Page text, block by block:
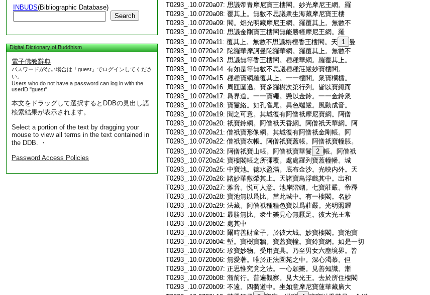
INBUDS(Bibliographic Database)
Search
Digital Dictionary of Buddhism
電子佛教辭典
パスワードがない場合は「guest」でログインしてくださ
い。
Users who do not have a password can log in with the
userID "guest".
本文をドラッグして選択するとDDBの見出し語
検索結果が表示されます。
Select a portion of the text by dragging your
mouse to view all terms in the text contained in
the DDB. ・
Password Access Policies
T0293_.10.0720a07: 思議帝青摩尼寶王樓閣。妙光摩尼王網。羅
T0293_.10.0720a08: 覆其上。無數不思議衆生海藏摩尼寶王樓
T0293_.10.0720a09: 閣。焔光明藏摩尼王網。羅覆其上。無數不
T0293_.10.0720a10: 思議金剛寶王樓閣無能勝幢摩尼王網。羅
T0293_.10.0720a11: 覆其上。無數不思議栴檀香王樓閣。天 1 曼
T0293_.10.0720a12: 陀羅華摩訶曼陀羅華網。羅覆其上。無數不
T0293_.10.0720a13: 思議無等香王樓閣。種種華網。羅覆其上。
T0293_.10.0720a14: 有如是等無數不思議種種莊嚴妙寶樓閣。
T0293_.10.0720a15: 種種寶網羅覆其上。一一樓閣。衆寶欄楯。
T0293_.10.0720a16: 周匝圍遶。寶多羅樹次第行列。皆以寶繩而
T0293_.10.0720a17: 爲界道。一一寶繩。懸以金鈴。一一金鈴衆
T0293_.10.0720a18: 寶鬘絡。如孔雀尾。異色端嚴。風動成音。
T0293_.10.0720a19: 聞之可意。其城復有阿僧祇摩尼寶網。阿僧
T0293_.10.0720a20: 祇寶鈴網。阿僧祇天香網。阿僧祇天華網。阿
T0293_.10.0720a21:僧祇寶形像網。其城復有阿僧祇金剛帳。阿
T0293_.10.0720a22:僧祇寶衣帳。阿僧祇寶蓋帳。阿僧祇寶幢脹。
T0293_.10.0720a23: 阿僧祇寶山帳。阿僧祇寶華鬘 2 帳。阿僧祇
T0293_.10.0720a24: 寶樓閣帳之所彌覆。處處羅列寶蓋幢幡。城
T0293_.10.0720a25: 中寶池。徳水盈滿。底布金沙。光映内外。天
T0293_.10.0720a26: 諸妙華敷榮其上。天諸寶鳥浮戲其中。出和
T0293_.10.0720a27: 雅音。悦可人意。池岸階砌。七寶莊嚴。帝釋
T0293_.10.0720a28: 寶池無以爲比。當此城中。有一樓閣。名妙
T0293_.10.0720a29: 法藏。阿僧祇種種色寶以爲莊嚴。光明照耀
T0293_.10.0720b01: 最勝無比。衆生樂見心無厭足。彼大光王常
T0293_.10.0720b02: 處其中
T0293_.10.0720b03: 爾時善財童子。於彼大城。妙寶樓閣。寶池寶
T0293_.10.0720b04: 塹。寶樹寶牆。寶蓋寶幢。寶鈴寶網。如是一切
T0293_.10.0720b05: 珍寶妙物。受用資具。乃至男女六塵境界。皆
T0293_.10.0720b06: 無愛著。唯於正法園苑之中。深心渇慕。但
T0293_.10.0720b07: 正思惟究竟之法。一心願樂。見善知識。漸
T0293_.10.0720b08: 漸前行。普遍觀察。見大光王。去於所住樓閣
T0293_.10.0720b09: 不遠。四衢道中。坐如意摩尼寶蓮華藏廣大